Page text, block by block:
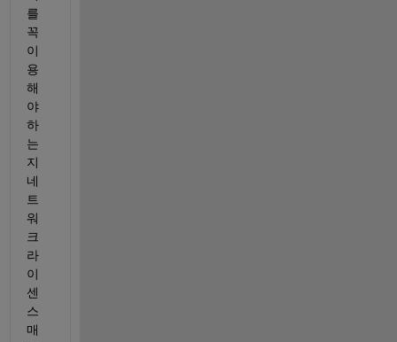
를
꼭
이
용
해
야
하
는
지
네
트
워
크
라
이
센
스
매